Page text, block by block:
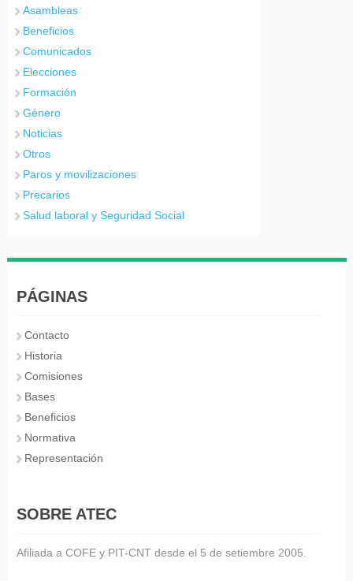
Asambleas
Beneficios
Comunicados
Elecciones
Formación
Género
Noticias
Otros
Paros y movilizaciones
Precarios
Salud laboral y Seguridad Social
PÁGINAS
Contacto
Historia
Comisiones
Bases
Beneficios
Normativa
Representación
SOBRE ATEC
Afiliada a COFE y PIT-CNT desde el 5 de setiembre 2005.